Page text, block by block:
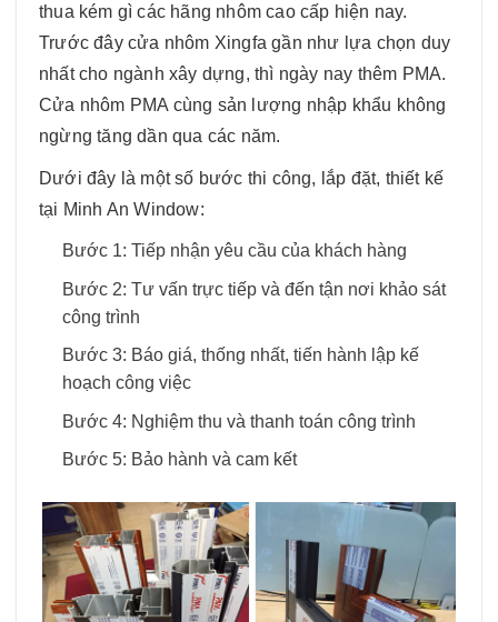
thua kém gì các hãng nhôm cao cấp hiện nay.
Trước đây cửa nhôm Xingfa gần như lựa chọn duy
nhất cho ngành xây dựng, thì ngày nay thêm PMA.
Cửa nhôm PMA cùng sản lượng nhập khẩu không
ngừng tăng dần qua các năm.
Dưới đây là một số bước thi công, lắp đặt, thiết kế
tại Minh An Window:
Bước 1: Tiếp nhận yêu cầu của khách hàng
Bước 2: Tư vấn trực tiếp và đến tận nơi khảo sát
công trình
Bước 3: Báo giá, thống nhất, tiến hành lập kế
hoạch công việc
Bước 4: Nghiệm thu và thanh toán công trình
Bước 5: Bảo hành và cam kết